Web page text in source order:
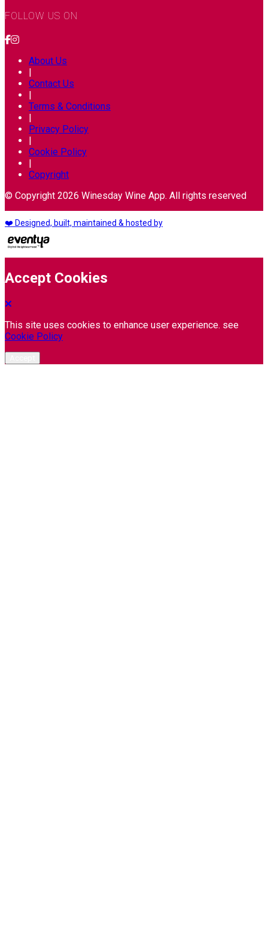
FOLLOW US ON
About Us
|
Contact Us
|
Terms & Conditions
|
Privacy Policy
|
Cookie Policy
|
Copyright
© Copyright 2026 Winesday Wine App. All rights reserved
❤️ Designed, built, maintained & hosted by
Accept Cookies
This site uses cookies to enhance user experience. see
Cookie Policy